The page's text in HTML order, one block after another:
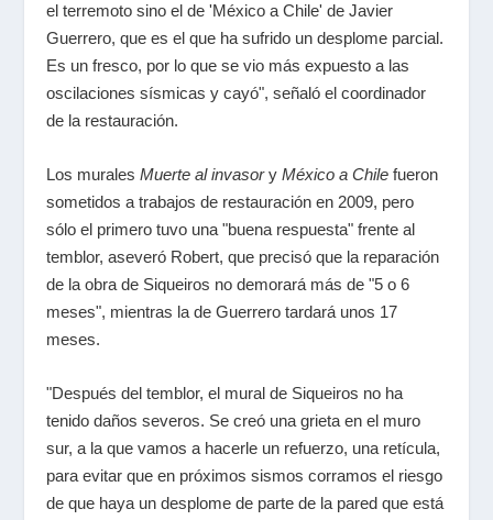
el terremoto sino el de 'México a Chile' de Javier
Guerrero, que es el que ha sufrido un desplome parcial.
Es un fresco, por lo que se vio más expuesto a las
oscilaciones sísmicas y cayó", señaló el coordinador
de la restauración.
Los muralesMuerte al invasoryMéxico a Chile fueron
sometidos a trabajos de restauración en 2009, pero
sólo el primero tuvo una "buena respuesta" frente al
temblor, aseveró Robert, que precisó que la reparación
de la obra de Siqueiros no demorará más de "5 o 6
meses", mientras la de Guerrero tardará unos 17
meses.
"Después del temblor, el mural de Siqueiros no ha
tenido daños severos. Se creó una grieta en el muro
sur, a la que vamos a hacerle un refuerzo, una retícula,
para evitar que en próximos sismos corramos el riesgo
de que haya un desplome de parte de la pared que está